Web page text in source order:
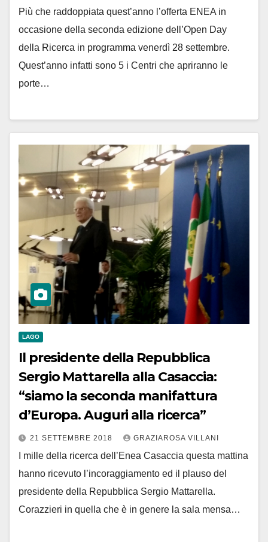
Più che raddoppiata quest’anno l’offerta ENEA in
occasione della seconda edizione dell’Open Day
della Ricerca in programma venerdì 28 settembre.
Quest’anno infatti sono 5 i Centri che apriranno le
porte…
LAGO
Il presidente della Repubblica
Sergio Mattarella alla Casaccia:
“siamo la seconda manifattura
d’Europa. Auguri alla ricerca”
21 SETTEMBRE 2018 GRAZIAROSA VILLANI
I mille della ricerca dell’Enea Casaccia questa mattina
hanno ricevuto l’incoraggiamento ed il plauso del
presidente della Repubblica Sergio Mattarella.
Corazzieri in quella che è in genere la sala mensa…